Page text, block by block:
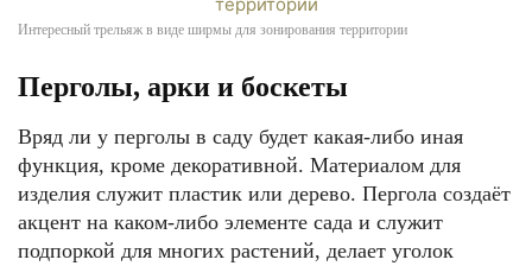
Интересный трельяж в виде ширмы для зонирования территории
Перголы, арки и боскеты
Вряд ли у перголы в саду будет какая-либо иная
функция, кроме декоративной. Материалом для
изделия служит пластик или дерево. Пергола создаёт
акцент на каком-либо элементе сада и служит
подпоркой для многих растений, делает уголок